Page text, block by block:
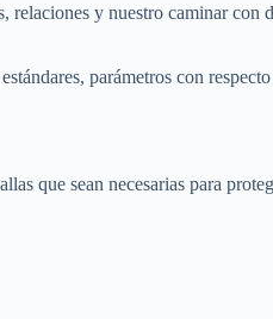
y nuestro caminar con
parámetros con
que sean necesarias para